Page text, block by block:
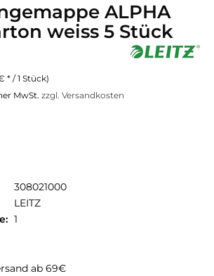
ALPHA
weiss 5 Stück
* / 1 Stück)
MwSt. zzgl. Versandkosten
308021000
LEITZ
1
ab 69€